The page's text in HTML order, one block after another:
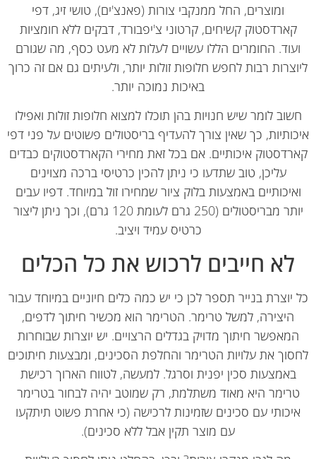
ומוצרים, החל ממנקבי צורות (פאנצ'ים), טושי זיג, דפי
קארדסטוק קשיחים, קרטוני צ'יפבורד, דבקים ללא חומציות
החומרים הללו עשויים לעלות לא מעט כסף, מה שגורם
רבות לחפש חלופות זולות יותר, ולעיתים גם אם זה כרוך
באיכות נמוכה יותר.
לומר שיש חנויות בהן תוכלו למצוא חלופות זולות ואפילו
כך שאין צורך להעדיף בריסטולים פשוטים על פני דפי
איכותיים. אם בכל זאת מחירי הקארדסטוקים כבדים
עליכן, טוב שתדעו כי ניתן להכין כרטיסי ברכה מצוינים
באמצעות בלוק ציור שמחירו זול במיוחד. דפיו עבים
יותר מבריסטולים (250 גרם לעומת 120 גרם), וכך ניתן ליצור
כרטיס עמיד ויציב.
לא חייבים לרכוש את כל הכלים
בנייר תספר לכן כי יש כמה כלים חיוניים במיוחד עבור
היצירה, למשל טרימר. הטרימר הוא מכשיר חיתוך לדפים,
חיתוך מדויק בגדלים הרצויים. יש יוצרות שבוחרות
את עלויות הטרימר והחלפת הסכינים, ומבצעות חיתוכים
באמצעות סכין יפנית וסרגל. למעשה, לטווח הארוך רכישת
היא מאוד משתלמת, רק שמוטב יהיה לבחור בטרימר
עם סכינים שזמינות לרכישה (כי אחרת פשוט תיתקעו
עם מוצר תקין אבל ללא סכינים).